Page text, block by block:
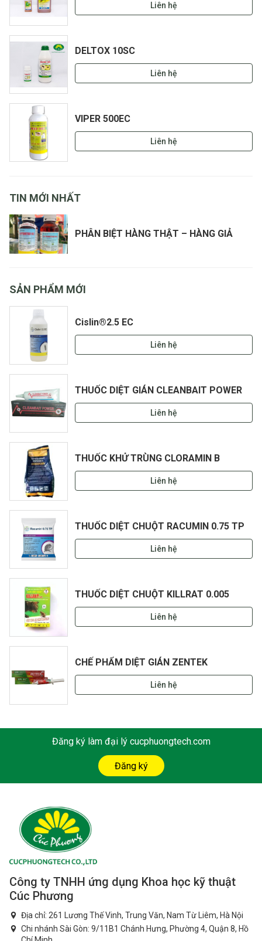
Liên hệ
DELTOX 10SC
Liên hệ
VIPER 500EC
Liên hệ
TIN MỚI NHẤT
PHÂN BIỆT HÀNG THẬT – HÀNG GIẢ
SẢN PHẨM MỚI
Cislin®2.5 EC
Liên hệ
THUỐC DIỆT GIÁN CLEANBAIT POWER
Liên hệ
THUỐC KHỬ TRÙNG CLORAMIN B
Liên hệ
THUỐC DIỆT CHUỘT RACUMIN 0.75 TP
Liên hệ
THUỐC DIỆT CHUỘT KILLRAT 0.005
Liên hệ
CHẾ PHẨM DIỆT GIÁN ZENTEK
Liên hệ
Đăng ký làm đại lý cucphuongtech.com
Đăng ký
Công ty TNHH ứng dụng Khoa học kỹ thuật
Cúc Phương
Địa chỉ: 261 Lương Thế Vinh, Trung Văn, Nam Từ Liêm, Hà Nội
Chi nhánh Sài Gòn: 9/11B1 Chánh Hưng, Phường 4, Quận 8, Hồ